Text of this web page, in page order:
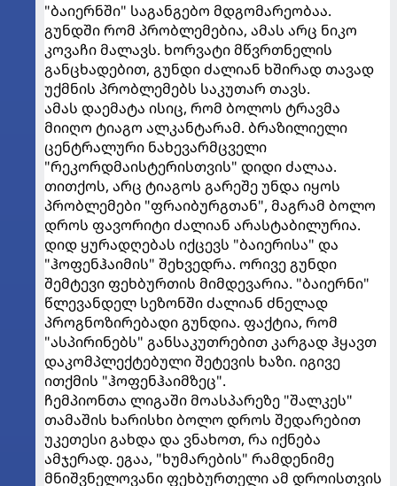
"ბაიერნში" საგანგებო მდგომარეობაა.
გუნდში რომ პრობლემებია, ამას არც ნიკო
კოვაჩი მალავს. ხორვატი მწვრთნელის
განცხადებით, გუნდი ძალიან ხშირად თავად
უქმნის პრობლემებს საკუთარ თავს.
ამას დაემატა ისიც, რომ ბოლოს ტრავმა
მიიღო ტიაგო ალკანტარამ. ბრაზილიელი
ცენტრალური ნახევარმცველი
"რეკორდმაისტერისთვის" დიდი ძალაა.
თითქოს, არც ტიაგოს გარეშე უნდა იყოს
პრობლემები "ფრაიბურგთან", მაგრამ ბოლო
დროს ფავორიტი ძალიან არასტაბილურია.
დიდ ყურადღებას იქცევს "ბაიერისა" და
"ჰოფენჰაიმის" შეხვედრა. ორივე გუნდი
შემტევი ფეხბურთის მიმდევარია. "ბაიერნი"
წლევანდელ სეზონში ძალიან ძნელად
პროგნოზირებადი გუნდია. ფაქტია, რომ
"ასპირინებს" განსაკუთრებით კარგად ჰყავთ
დაკომპლექტებული შეტევის ხაზი. იგივე
ითქმის "ჰოფენჰაიმზეც".
ჩემპიონთა ლიგაში მოასპარეზე "შალკეს"
თამაშის ხარისხი ბოლო დროს შედარებით
უკეთესი გახდა და ვნახოთ, რა იქნება
ამჯერად. ეგაა, "ხუმარების" რამდენიმე
მნიშვნელოვანი ფეხბურთელი ამ დროისთვის